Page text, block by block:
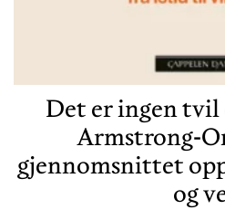
Det er ingen
Armstrong-
gjennomsnittet
og